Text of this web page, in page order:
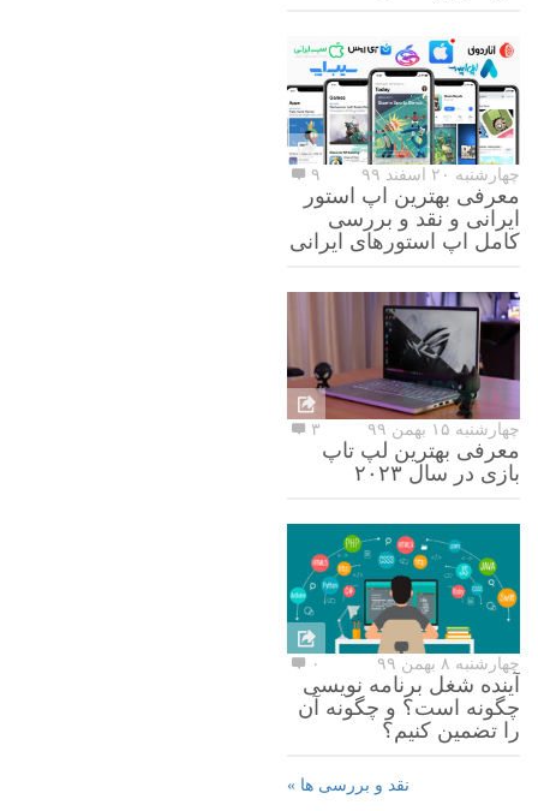
چهارشنبه ۲۰ اسفند ۹۹ ۹
معرفی بهترین اپ استور
ایرانی و نقد و بررسی
کامل اپ استورهای ایرانی
چهارشنبه ۱۵ بهمن ۹۹ ۳
معرفی بهترین لپ تاپ
بازی در سال ۲۰۲۳
چهارشنبه ۸ بهمن ۹۹ ۰
آینده شغل برنامه نویسی
چگونه است؟ و چگونه آن
را تضمین کنیم؟
نقد و بررسی ها »